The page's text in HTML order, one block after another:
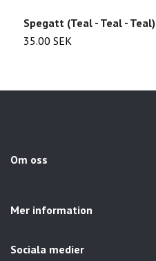
Spegatt (Teal - Teal - Teal)
35.00 SEK
Om oss
Mer information
Sociala medier